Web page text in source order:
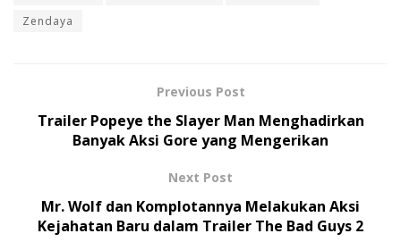
Zendaya
Previous Post
Trailer Popeye the Slayer Man Menghadirkan
Banyak Aksi Gore yang Mengerikan
Next Post
Mr. Wolf dan Komplotannya Melakukan Aksi
Kejahatan Baru dalam Trailer The Bad Guys 2